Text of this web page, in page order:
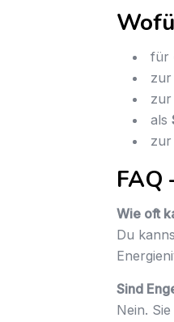
für
zur
zur
als
zur
FAQ
Wie oft
Du
Sind
Nein.